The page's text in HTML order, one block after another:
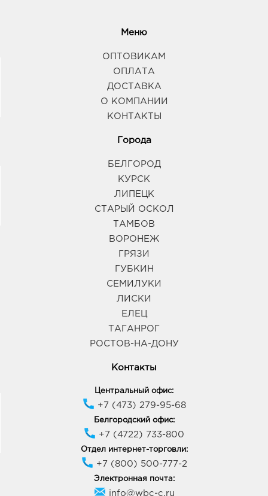
Меню
ОПТОВИКАМ
ОПЛАТА
ДОСТАВКА
О КОМПАНИИ
КОНТАКТЫ
Города
БЕЛГОРОД
КУРСК
ЛИПЕЦК
СТАРЫЙ ОСКОЛ
ТАМБОВ
ВОРОНЕЖ
ГРЯЗИ
ГУБКИН
СЕМИЛУКИ
ЛИСКИ
ЕЛЕЦ
ТАГАНРОГ
РОСТОВ-НА-ДОНУ
Контакты
Центральный офис:
+7 (473) 279-95-68
Белгородский офис:
+7 (4722) 733-800
Отдел интернет-торговли:
+7 (800) 500-777-2
Электронная почта:
info@wbc-c.ru